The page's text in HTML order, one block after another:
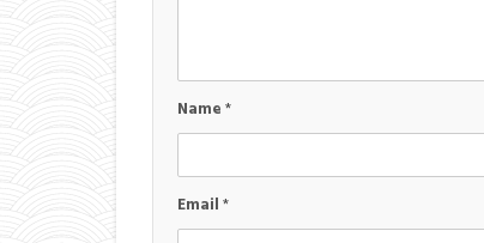
Name*
Email*